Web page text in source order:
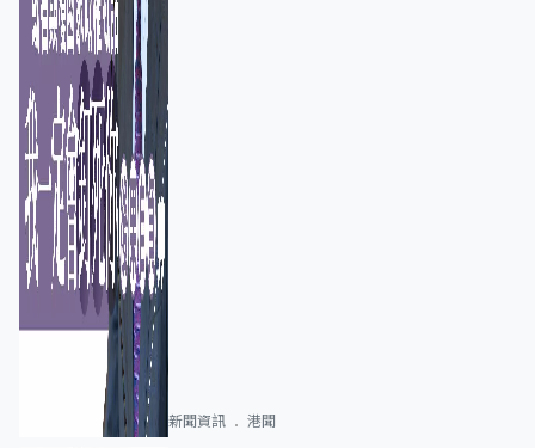
新聞資訊 港聞